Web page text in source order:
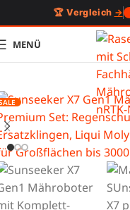
🏆 Vergleich →
MENÜ